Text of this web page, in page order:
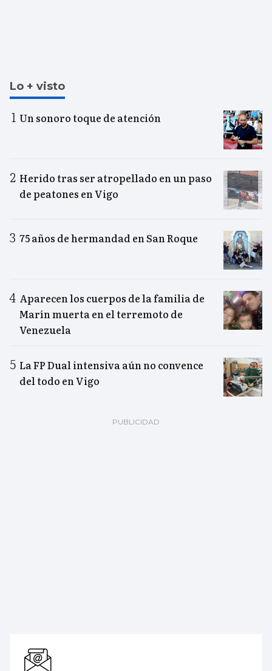
Lo + visto
Un sonoro toque de atención
Herido tras ser atropellado en un paso
de peatones en Vigo
75 años de hermandad en San Roque
Aparecen los cuerpos de la familia de
Marín muerta en el terremoto de
Venezuela
La FP Dual intensiva aún no convence
del todo en Vigo